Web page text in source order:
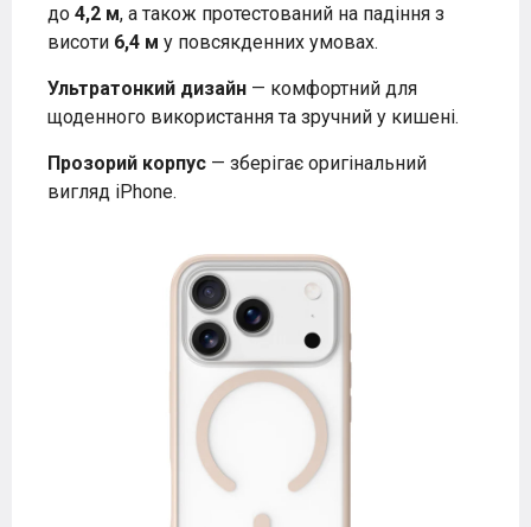
до 4,2 м, а також протестований на падіння з
висоти 6,4 м у повсякденних умовах.
Ультратонкий дизайн — комфортний для
щоденного використання та зручний у кишені.
Прозорий корпус — зберігає оригінальний
вигляд iPhone.